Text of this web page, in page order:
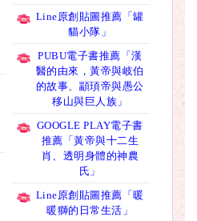
Line原創貼圖推薦「罐
貓小隊」
PUBU電子書推薦「漢
醫的由來，黃帝與岐伯
的故事、顓頊帝與愚公
移山與巨人族」
GOOGLE PLAY電子書
推薦「黃帝與十二生
肖、透明身體的神農
氏」
Line原創貼圖推薦「暖
暖獅的日常生活」